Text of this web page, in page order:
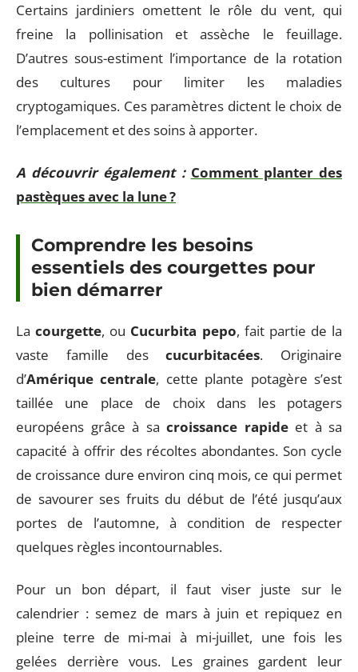
Certains jardiniers omettent le rôle du vent, qui
freine la pollinisation et assèche le feuillage.
D’autres sous-estiment l’importance de la rotation
des cultures pour limiter les maladies
cryptogamiques. Ces paramètres dictent le choix de
l’emplacement et des soins à apporter.
A découvrir également : Comment planter des
pastèques avec la lune ?
Comprendre les besoins
essentiels des courgettes pour
bien démarrer
Lacourgette, ou Cucurbita pepo, fait partie de la
vaste famille descucurbitacées. Originaire
d’Amérique centrale, cette plante potagère s’est
taillée une place de choix dans les potagers
européens grâce à sa croissance rapideet à sa
capacité à offrir des récoltes abondantes. Son cycle
de croissance dure environ cinq mois, ce qui permet
de savourer ses fruits du début de l’été jusqu’aux
portes de l’automne, à condition de respecter
quelques règles incontournables.
Pour un bon départ, il faut viser juste sur le
calendrier : semez de mars à juin et repiquez en
pleine terre de mi-mai à mi-juillet, une fois les
gelées derrière vous. Les graines gardent leur